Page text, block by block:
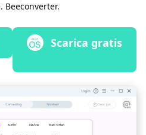
Beeconverter.
Scarica gratis